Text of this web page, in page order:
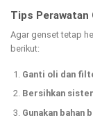
Tips Perawatan
Agar genset tetap
berikut:
Ganti oli dan
Bersihkan
Gunakan